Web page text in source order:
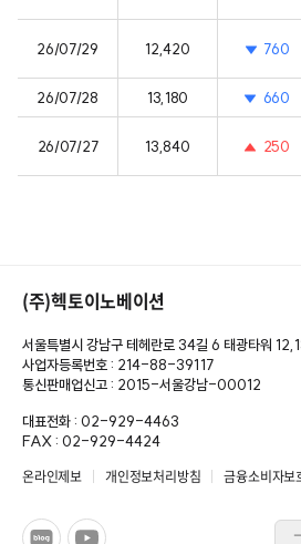
26/07/29 12,420 760
26/07/28 13,180 660
26/07/27 13,840 250
(주)헥토이노베이션
서울특별시 강남구 테헤란로 34길 6 태광타워
사업자등록번호 : 214-88-39117
통신판매업신고 : 2015-서울강남-00012
대표전화 : 02-929-4463
FAX : 02-929-4424
온라인제보 개인정보처리방침 금융소비자보